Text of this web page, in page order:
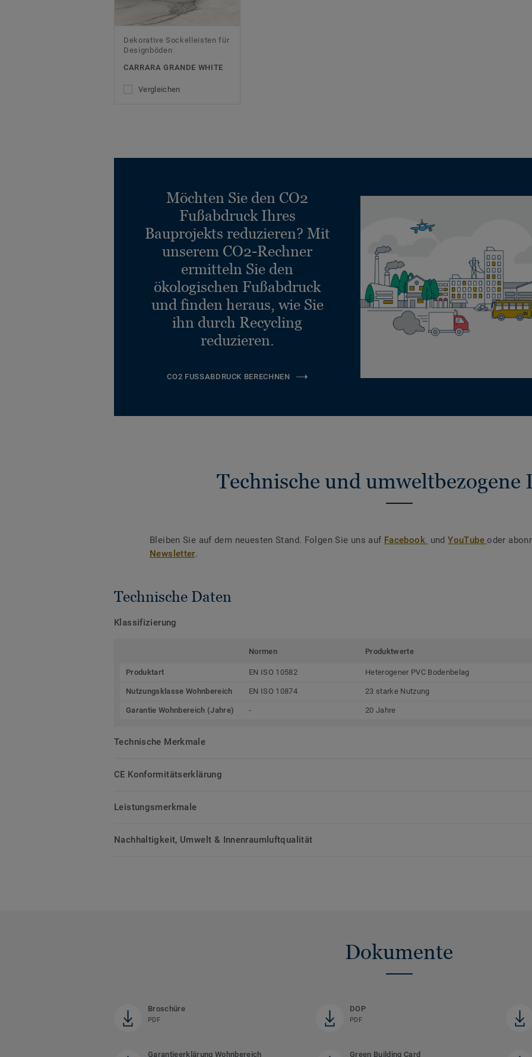
Dekorative Sockelleisten für
Designböden
CARRARA GRANDE WHITE
Vergleichen
Möchten Sie den CO2
Fußabdruck Ihres
Bauprojekts reduzieren? Mit
unserem CO2-Rechner
ermitteln Sie den
ökologischen Fußabdruck
und finden heraus, wie Sie
ihn durch Recycling
reduzieren.
CO2 FUSSABDRUCK BERECHNEN
Technische und umweltbezogene
Bleiben Sie auf dem neuesten Stand. Folgen Sie uns auf Facebook undYouTubeoder
Newsletter.
Technische Daten
Klassifizierung
Normen Produktwerte
Produktart EN ISO 10582 Heterogener PVC Bodenbelag
Nutzungsklasse Wohnbereich EN ISO 10874 23 starke Nutzung
Garantie Wohnbereich (Jahre) - 20 Jahre
Technische Merkmale
CE Konformitätserklärung
Leistungsmerkmale
Nachhaltigkeit, Umwelt & Innenraumluftqualität
Dokumente
Broschüre
PDF
DOP
PDF
Garantieerklärung Wohnbereich Green Building Card